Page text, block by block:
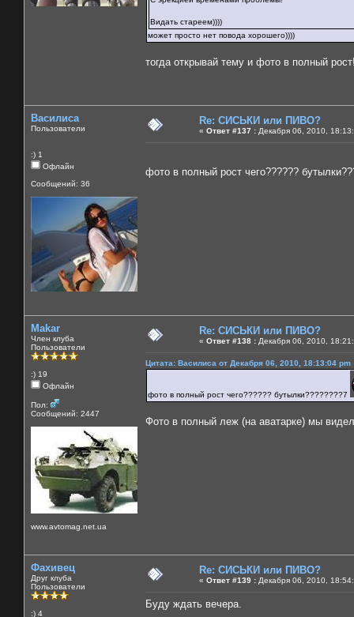
Видать стареем))))
может просто нет повода хорошего))))
тогда открывай тему и фото в полный
Василиса
Пользователи
:) 1
Офлайн
Сообщений: 36
Re: СИСЬКИ или ПИВО?
« Ответ #137 : Декабря 06, 2010,
фото в полный рост чего??????
Makar
Член клуба
Пользователи
:) 19
Офлайн
Пол:
Сообщений: 2447
www.avtomag.net.ua
Re: СИСЬКИ или ПИВО?
« Ответ #138 : Декабря 06, 2010,
Цитата: Василиса от Декабря 06, 2010, 18:13:04 pm
фото в полный рост чего?????? бутылки????????7
Фото в полный леж (на аватарке) мы
Фахивец
Друг клуба
Пользователи
:) 4
Re: СИСЬКИ или ПИВО?
« Ответ #139 : Декабря 06, 2010,
Буду ждать вечера.